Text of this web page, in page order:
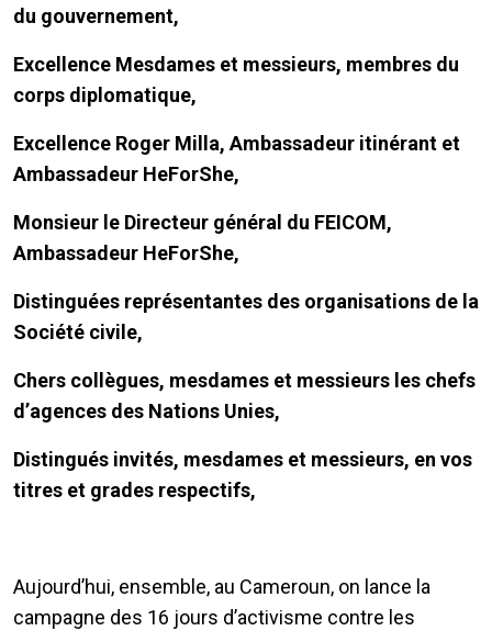
du gouvernement,
Excellence Mesdames et messieurs, membres du
corps diplomatique,
Excellence Roger Milla, Ambassadeur itinérant et
Ambassadeur HeForShe,
Monsieur le Directeur général du FEICOM,
Ambassadeur HeForShe,
Distinguées représentantes des organisations de la
Société civile,
Chers collègues, mesdames et messieurs les chefs
d’agences des Nations Unies,
Distingués invités, mesdames et messieurs, en vos
titres et grades respectifs,
Aujourd’hui, ensemble, au Cameroun, on lance la
campagne des 16 jours d’activisme contre les